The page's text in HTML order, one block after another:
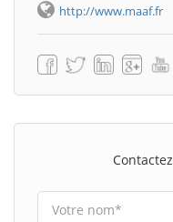
http://www.maaf.fr